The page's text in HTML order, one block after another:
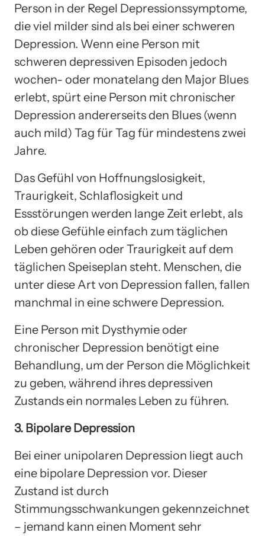
Person in der Regel Depressionssymptome,
die viel milder sind als bei einer schweren
Depression. Wenn eine Person mit
schweren depressiven Episoden jedoch
wochen- oder monatelang den Major Blues
erlebt, spürt eine Person mit chronischer
Depression andererseits den Blues (wenn
auch mild) Tag für Tag für mindestens zwei
Jahre.
Das Gefühl von Hoffnungslosigkeit,
Traurigkeit, Schlaflosigkeit und
Essstörungen werden lange Zeit erlebt, als
ob diese Gefühle einfach zum täglichen
Leben gehören oder Traurigkeit auf dem
täglichen Speiseplan steht. Menschen, die
unter diese Art von Depression fallen, fallen
manchmal in eine schwere Depression.
Eine Person mit Dysthymie oder
chronischer Depression benötigt eine
Behandlung, um der Person die Möglichkeit
zu geben, während ihres depressiven
Zustands ein normales Leben zu führen.
3. Bipolare Depression
Bei einer unipolaren Depression liegt auch
eine bipolare Depression vor. Dieser
Zustand ist durch
Stimmungsschwankungen gekennzeichnet
– jemand kann einen Moment sehr